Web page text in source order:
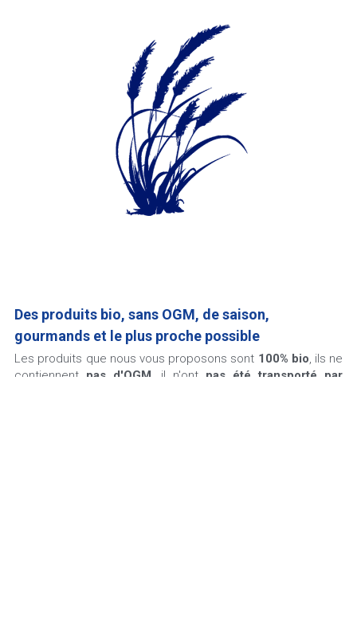
Des produits bio, sans OGM, de saison,
gourmands et le plus proche possible
Les produits que nous vous proposons sont 100% bio, ils ne
contiennent pas d'OGM , il n'ont pas été transporté par